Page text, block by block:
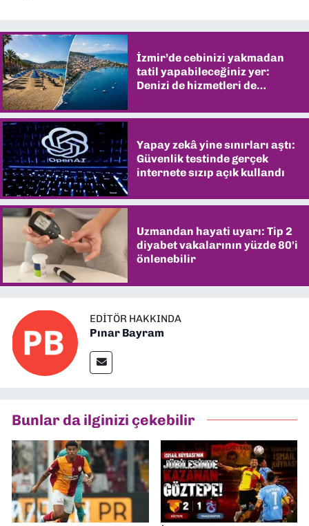
İzmir’de cebinizi yakmadan
tatil yapabileceğiniz yer:
Denizi de hizmetleri de
Yapay zekâ yine sınırları aştı:
Güvenlik testinde gerçek
internete sızıp açık kullandı
Uzmandan hayati uyarı: Tip 2
diyabet vakalarının yüzde 80'i
önlenebilir
EDITÖR HAKKINDA
Pınar Bayram
Bunlar da ilginizi çekebilir